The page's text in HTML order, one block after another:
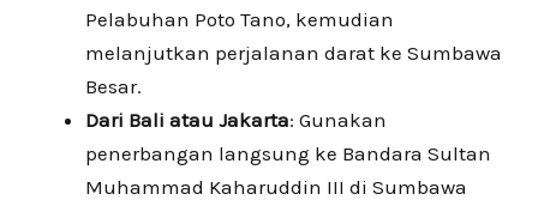
Pelabuhan Poto Tano, kemudian
melanjutkan perjalanan darat ke Sumbawa
Besar.
Dari Bali atau Jakarta: Gunakan
penerbangan langsung ke Bandara Sultan
Muhammad Kaharuddin III di Sumbawa